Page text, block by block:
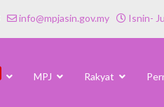
info@mpjasin.gov.my Isnin-
MPJ Rakyat